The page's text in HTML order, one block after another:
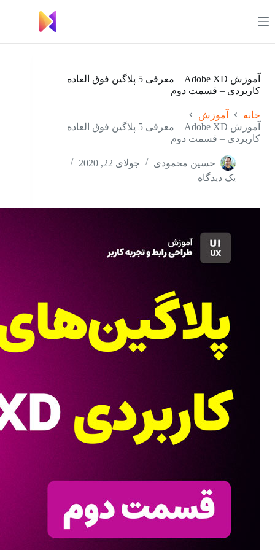
به
محتوا
آموزش Adobe XD – معرفی 5 پلاگین فوق العاده
کاربردی – قسمت دوم
خانه
آموزش
آموزش Adobe XD – معرفی 5 پلاگین فوق العاده
کاربردی – قسمت دوم
حسین محمودی
جولای 22, 2020
یک دیدگاه